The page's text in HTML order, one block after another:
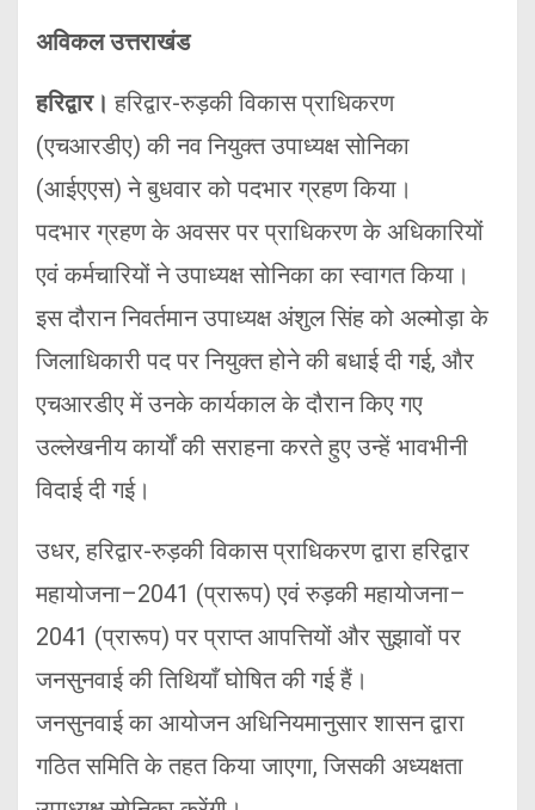
अविकल उत्तराखंड
हरिद्वार।हरिद्वार-रुड़की विकास प्राधिकरण
(एचआरडीए) की नव नियुक्त उपाध्यक्ष सोनिका
(आईएएस) ने बुधवार को पदभार ग्रहण किया।
पदभार ग्रहण के अवसर पर प्राधिकरण के अधिकारियों
एवं कर्मचारियों ने उपाध्यक्ष सोनिका का स्वागत किया।
इस दौरान निवर्तमान उपाध्यक्ष अंशुल सिंह को अल्मोड़ा के
जिलाधिकारी पद पर नियुक्त होने की बधाई दी गई, और
एचआरडीए में उनके कार्यकाल के दौरान किए गए
उल्लेखनीय कार्यों की सराहना करते हुए उन्हें भावभीनी
विदाई दी गई।
उधर, हरिद्वार-रुड़की विकास प्राधिकरण द्वारा हरिद्वार
महायोजना–2041 (प्रारूप) एवं रुड़की महायोजना–
2041 (प्रारूप) पर प्राप्त आपत्तियों और सुझावों पर
जनसुनवाई की तिथियाँ घोषित की गई हैं।
जनसुनवाई का आयोजन अधिनियमानुसार शासन द्वारा
गठित समिति के तहत किया जाएगा, जिसकी अध्यक्षता